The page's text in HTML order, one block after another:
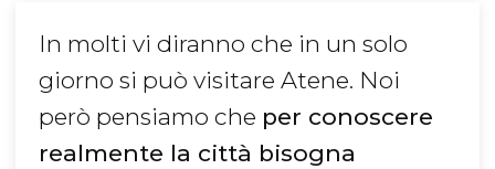
In molti vi diranno che in un solo
giorno si può visitare Atene. Noi
però pensiamo che per conoscere
realmente la città bisogna